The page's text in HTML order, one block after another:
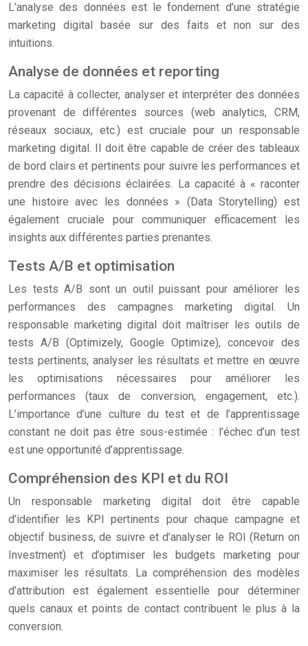
L’analyse des données est le fondement d’une stratégie
marketing digital basée sur des faits et non sur des
intuitions.
Analyse de données et reporting
La capacité à collecter, analyser et interpréter des données
provenant de différentes sources (web analytics, CRM,
réseaux sociaux, etc.) est cruciale pour un responsable
marketing digital. Il doit être capable de créer des tableaux
de bord clairs et pertinents pour suivre les performances et
prendre des décisions éclairées. La capacité à « raconter
une histoire avec les données » (Data Storytelling) est
également cruciale pour communiquer efficacement les
insights aux différentes parties prenantes.
Tests A/B et optimisation
Les tests A/B sont un outil puissant pour améliorer les
performances des campagnes marketing digital. Un
responsable marketing digital doit maîtriser les outils de
tests A/B (Optimizely, Google Optimize), concevoir des
tests pertinents, analyser les résultats et mettre en œuvre
les optimisations nécessaires pour améliorer les
performances (taux de conversion, engagement, etc.).
L’importance d’une culture du test et de l’apprentissage
constant ne doit pas être sous-estimée : l’échec d’un test
est une opportunité d’apprentissage.
Compréhension des KPI et du ROI
Un responsable marketing digital doit être capable
d’identifier les KPI pertinents pour chaque campagne et
objectif business, de suivre et d’analyser le ROI (Return on
Investment) et d’optimiser les budgets marketing pour
maximiser les résultats. La compréhension des modèles
d’attribution est également essentielle pour déterminer
quels canaux et points de contact contribuent le plus à la
conversion.